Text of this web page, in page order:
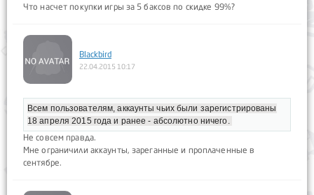
Что насчет покупки игры за 5 баксов по скидке 99%?
Blackbird
22.04.2015 10:17
Всем пользователям, аккаунты чьих были зарегистрированы
18 апреля 2015 года и ранее - абсолютно ничего.
Не совсем правда.
Мне ограничили аккаунты, зареганные и проплаченные в
сентябре.